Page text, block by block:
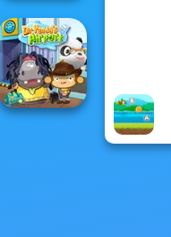
Wordmeister